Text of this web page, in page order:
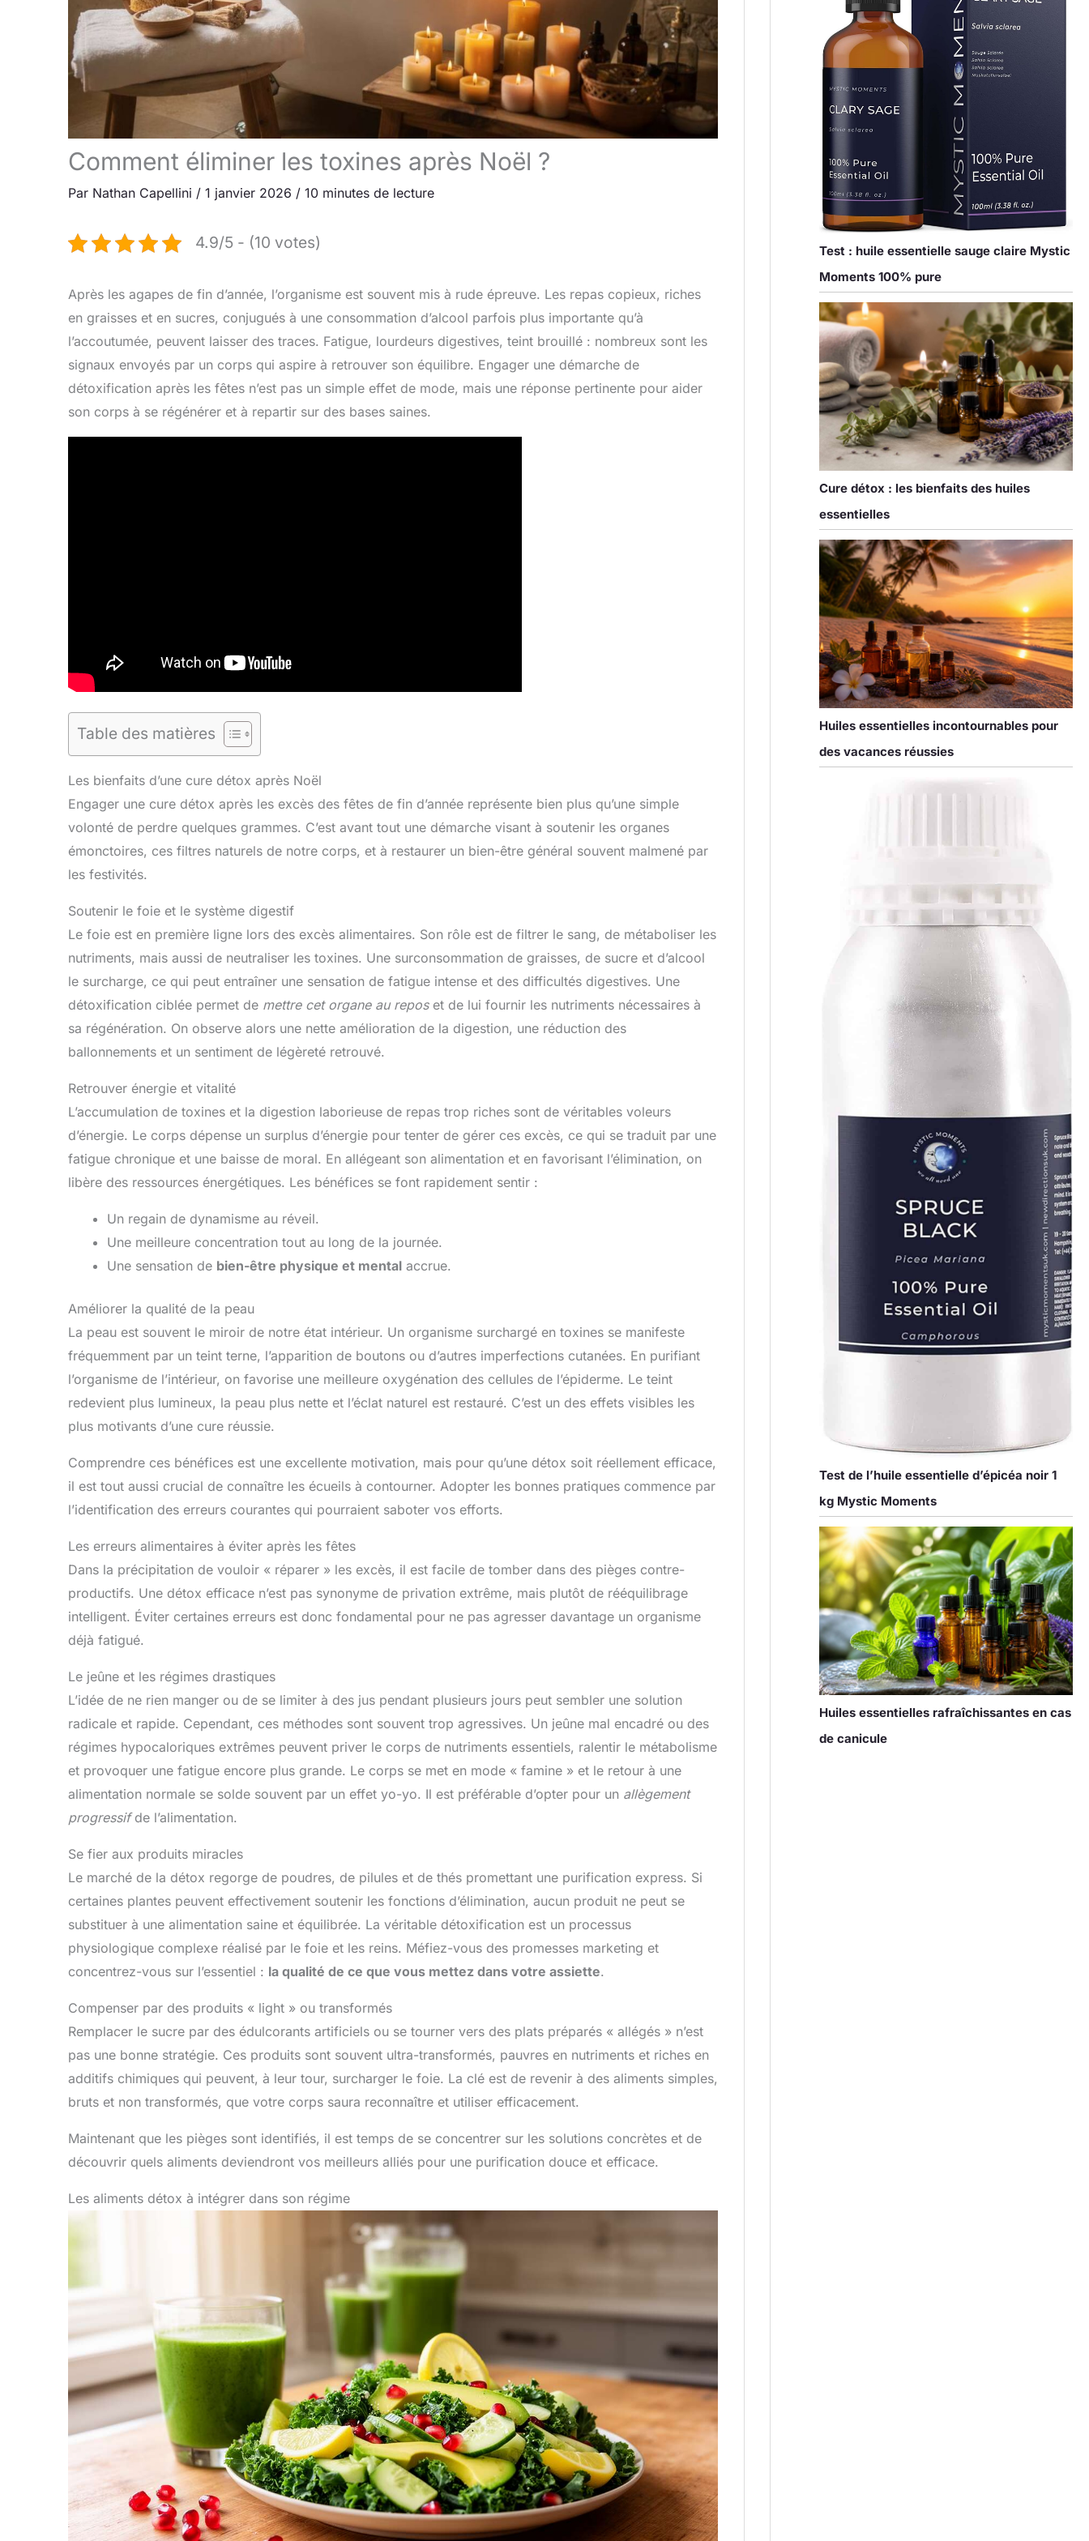
Comment éliminer les toxines après Noël ?
Par Nathan Capellini / 1 janvier 2026 / 10 minutes de lecture
4.9/5 - (10 votes)
Après les agapes de fin d’année, l’organisme est souvent mis à rude épreuve. Les repas copieux, riches
en graisses et en sucres, conjugués à une consommation d’alcool parfois plus importante qu’à
l’accoutumée, peuvent laisser des traces. Fatigue, lourdeurs digestives, teint brouillé : nombreux sont les
signaux envoyés par un corps qui aspire à retrouver son équilibre. Engager une démarche de
détoxification après les fêtes n’est pas un simple effet de mode, mais une réponse pertinente pour aider
son corps à se régénérer et à repartir sur des bases saines.
Table des matières
Les bienfaits d’une cure détox après Noël
Engager une cure détox après les excès des fêtes de fin d’année représente bien plus qu’une simple
volonté de perdre quelques grammes. C’est avant tout une démarche visant à soutenir les organes
émonctoires, ces filtres naturels de notre corps, et à restaurer un bien-être général souvent malmené par
les festivités.
Soutenir le foie et le système digestif
Le foie est en première ligne lors des excès alimentaires. Son rôle est de filtrer le sang, de métaboliser les
nutriments, mais aussi de neutraliser les toxines. Une surconsommation de graisses, de sucre et d’alcool
le surcharge, ce qui peut entraîner une sensation de fatigue intense et des difficultés digestives. Une
détoxification ciblée permet de mettre cet organe au reposet de lui fournir les nutriments nécessaires à
sa régénération. On observe alors une nette amélioration de la digestion, une réduction des
ballonnements et un sentiment de légèreté retrouvé.
Retrouver énergie et vitalité
L’accumulation de toxines et la digestion laborieuse de repas trop riches sont de véritables voleurs
d’énergie. Le corps dépense un surplus d’énergie pour tenter de gérer ces excès, ce qui se traduit par une
fatigue chronique et une baisse de moral. En allégeant son alimentation et en favorisant l’élimination, on
libère des ressources énergétiques. Les bénéfices se font rapidement sentir :
Un regain de dynamisme au réveil.
Une meilleure concentration tout au long de la journée.
Une sensation de bien-être physique et mental accrue.
Améliorer la qualité de la peau
La peau est souvent le miroir de notre état intérieur. Un organisme surchargé en toxines se manifeste
fréquemment par un teint terne, l’apparition de boutons ou d’autres imperfections cutanées. En purifiant
l’organisme de l’intérieur, on favorise une meilleure oxygénation des cellules de l’épiderme. Le teint
redevient plus lumineux, la peau plus nette et l’éclat naturel est restauré. C’est un des effets visibles les
plus motivants d’une cure réussie.
Comprendre ces bénéfices est une excellente motivation, mais pour qu’une détox soit réellement efficace,
il est tout aussi crucial de connaître les écueils à contourner. Adopter les bonnes pratiques commence par
l’identification des erreurs courantes qui pourraient saboter vos efforts.
Les erreurs alimentaires à éviter après les fêtes
Dans la précipitation de vouloir « réparer » les excès, il est facile de tomber dans des pièges contre-
productifs. Une détox efficace n’est pas synonyme de privation extrême, mais plutôt de rééquilibrage
intelligent. Éviter certaines erreurs est donc fondamental pour ne pas agresser davantage un organisme
déjà fatigué.
Le jeûne et les régimes drastiques
L’idée de ne rien manger ou de se limiter à des jus pendant plusieurs jours peut sembler une solution
radicale et rapide. Cependant, ces méthodes sont souvent trop agressives. Un jeûne mal encadré ou des
régimes hypocaloriques extrêmes peuvent priver le corps de nutriments essentiels, ralentir le métabolisme
et provoquer une fatigue encore plus grande. Le corps se met en mode « famine » et le retour à une
alimentation normale se solde souvent par un effet yo-yo. Il est préférable d’opter pour un allègement
progressifde l’alimentation.
Se fier aux produits miracles
Le marché de la détox regorge de poudres, de pilules et de thés promettant une purification express. Si
certaines plantes peuvent effectivement soutenir les fonctions d’élimination, aucun produit ne peut se
substituer à une alimentation saine et équilibrée. La véritable détoxification est un processus
physiologique complexe réalisé par le foie et les reins. Méfiez-vous des promesses marketing et
concentrez-vous sur l’essentiel : la qualité de ce que vous mettez dans votre assiette.
Compenser par des produits « light » ou transformés
Remplacer le sucre par des édulcorants artificiels ou se tourner vers des plats préparés « allégés » n’est
pas une bonne stratégie. Ces produits sont souvent ultra-transformés, pauvres en nutriments et riches en
additifs chimiques qui peuvent, à leur tour, surcharger le foie. La clé est de revenir à des aliments simples,
bruts et non transformés, que votre corps saura reconnaître et utiliser efficacement.
Maintenant que les pièges sont identifiés, il est temps de se concentrer sur les solutions concrètes et de
découvrir quels aliments deviendront vos meilleurs alliés pour une purification douce et efficace.
Les aliments détox à intégrer dans son régime
Test : huile essentielle sauge claire Mystic
Moments 100% pure
Cure détox : les bienfaits des huiles
essentielles
Huiles essentielles incontournables pour
des vacances réussies
Test de l’huile essentielle d’épicéa noir 1
kg Mystic Moments
Huiles essentielles rafraîchissantes en cas
de canicule